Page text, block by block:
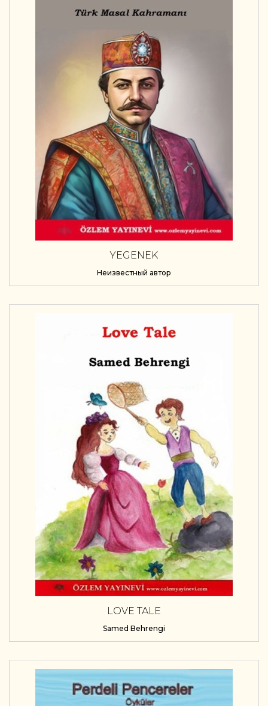
YEGENEK
Неизвестный автор
LOVE TALE
Samed Behrengi